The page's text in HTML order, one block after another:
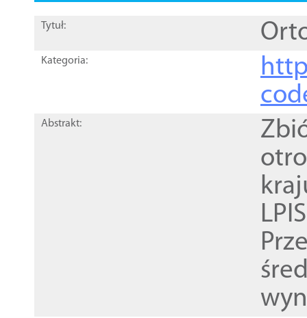
Tytuł:
Kategoria:
Abstrakt: